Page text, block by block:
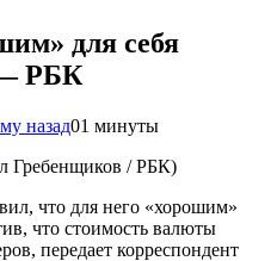
для себя
— РБК
назад01 минуты
Гребенщиков / РБК)
что для него «хорошим»
что стоимость валюты
передает корреспондент